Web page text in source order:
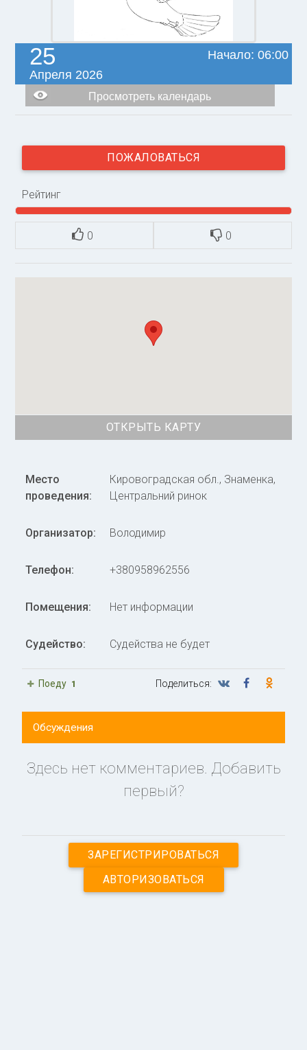
25
Апреля 2026
Начало: 06:00
Просмотреть календарь
ПОЖАЛОВАТЬСЯ
Рейтинг
0 0
ОТКРЫТЬ КАРТУ
Место
проведения:
Кировоградская обл., Знаменка,
Центральний ринок
Организатор: Володимир
Телефон: +380958962556
Помещения: Нет информации
Судейство: Судейства не будет
Поделиться:
Поеду 1
Обсуждения
Здесь нет комментариев. Добавить
первый?
ЗАРЕГИСТРИРОВАТЬСЯ
АВТОРИЗОВАТЬСЯ